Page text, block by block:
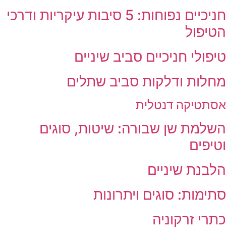
חניכיים נפוחות: 5 סיבות עיקריות ודרכי
הטיפול
טיפולי חניכיים סביב שיניים
מחלות ודלקות סביב שתלים
אסתטיקה דנטלית
השלמת שן שבורה: שיטות, סוגים
וטיפים
הלבנת שיניים
סתימות: סוגים ויתרונות
כתרי זרקוניה